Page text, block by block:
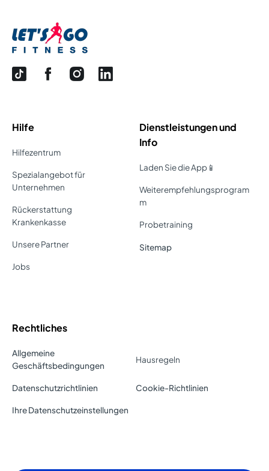
Hilfe
Hilfezentrum
Spezialangebot für
Unternehmen
Rückerstattung
Krankenkasse
Unsere Partner
Jobs
Dienstleistungen und
Info
Laden Sie die App📱
Weiterempfehlungsprogram
m
Probetraining
Sitemap
Rechtliches
Allgemeine
Geschäftsbedingungen
Hausregeln
Datenschutzrichtlinien Cookie-Richtlinien
Ihre Datenschutzeinstellungen